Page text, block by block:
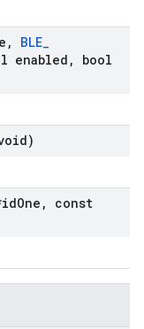
, BLE_
enabled ,
bool
One ,
const